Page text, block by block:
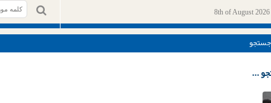
8th of August 2026
...